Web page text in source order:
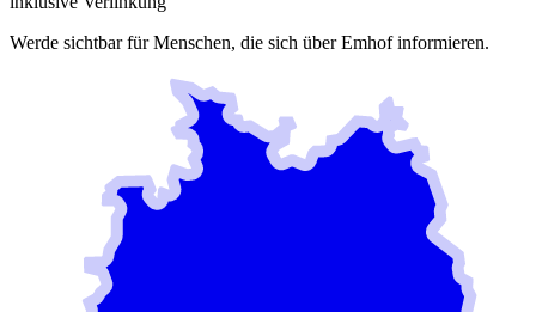
Werde sichtbar für Menschen, die sich überEmhofinformieren.